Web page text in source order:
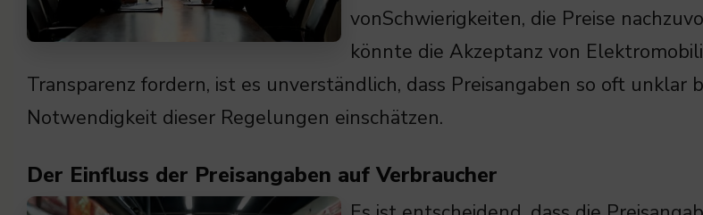
vonSchwierigkeiten, die Preise
könnte die Akzeptanz von
Transparenz fordern, ist es unverständlich, dass Preisangaben so oft unklar
Notwendigkeit dieser Regelungen einschätzen.
Der Einfluss der Preisangaben auf Verbraucher